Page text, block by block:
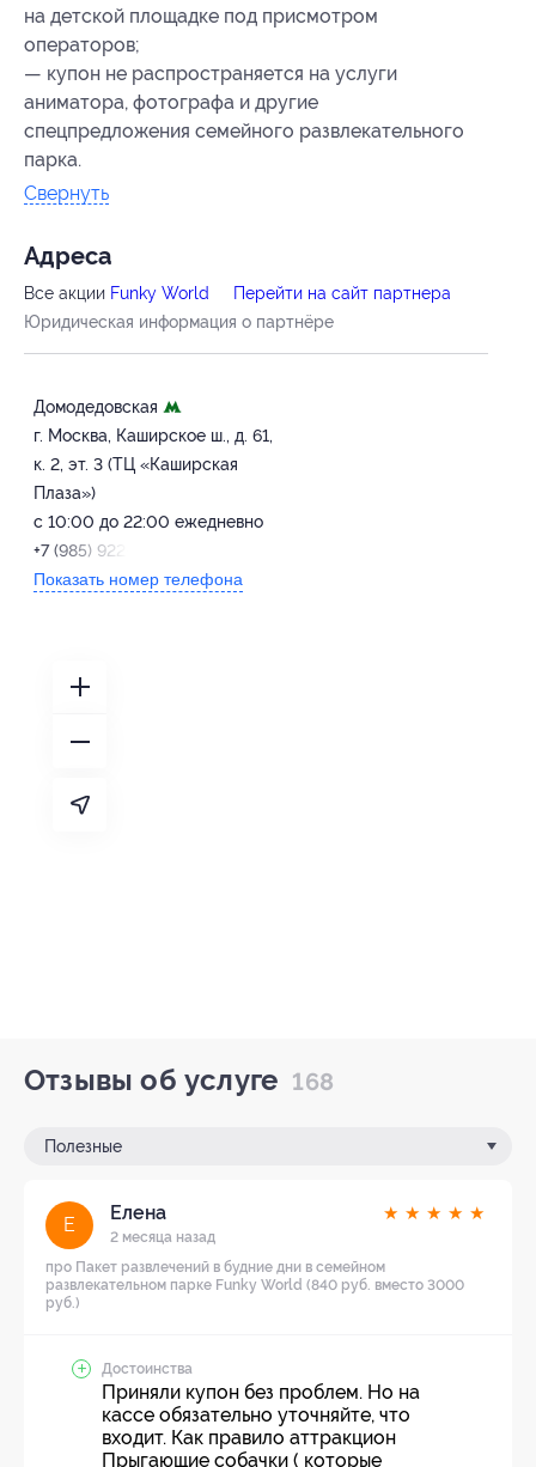
на детской площадке под присмотром
операторов;
— купон не распространяется на услуги
аниматора, фотографа и другие
спецпредложения семейного развлекательного
парка.
Свернуть
Адресa
Все акции Funky World
Перейти на сайт партнера
Юридическая информация о партнёре
Домодедовская
г. Москва, Каширское ш., д. 61,
к. 2, эт. 3 (ТЦ «Каширская
Плаза»)
с 10:00 до 22:00 ежедневно
+7 (985) 922-35-35
Показать номер телефона
Отзывы об услуге 168
Полезные
Е
Елена
2 месяца назад
★ ★ ★ ★ ★
про Пакет развлечений в будние дни в семейном
развлекательном парке Funky World (840 руб. вместо 3000
руб.)
Достоинства
Приняли купон без проблем. Но на
кассе обязательно уточняйте, что
входит. Как правило аттракцион
Прыгающие собачки ( которые